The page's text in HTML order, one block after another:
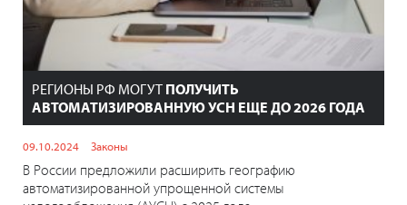
РЕГИОНЫ РФ МОГУТ ПОЛУЧИТЬ
АВТОМАТИЗИРОВАННУЮ УСН ЕЩЕ ДО 2026 ГОДА
09.10.2024 Законы
В России предложили расширить географию
автоматизированной упрощенной системы